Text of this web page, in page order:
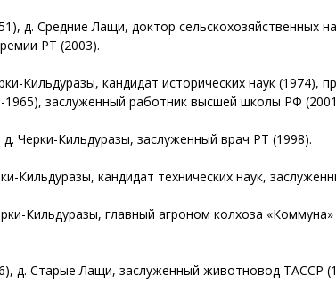
д. Средние Лащи, доктор сельскохозяйственных
РТ (2003).
Кильдуразы, кандидат исторических наук (1974),
1965), заслуженный работник высшей школы РФ
Черки-Кильдуразы, заслуженный врач РТ (1998).
Кильдуразы, кандидат технических наук,
Кильдуразы, главный агроном колхоза
д. Старые Лащи, заслуженный животновод ТАССР